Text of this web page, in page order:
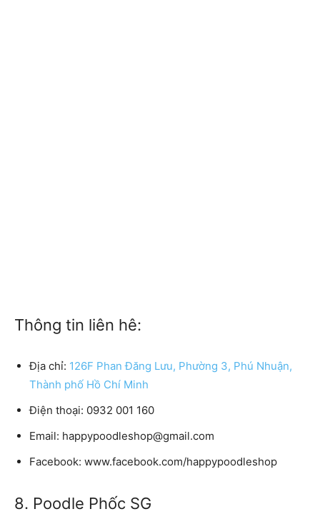
Thông tin liên hê:
Địa chỉ: 126F Phan Đăng Lưu, Phường 3, Phú Nhuận,
Thành phố Hồ Chí Minh
Điện thoại: 0932 001 160
Email: happypoodleshop@gmail.com
Facebook: www.facebook.com/happypoodleshop
8. Poodle Phốc SG